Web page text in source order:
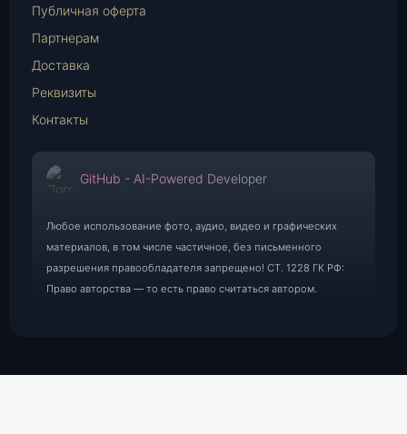
Публичная оферта
Партнерам
Доставка
Реквизиты
Контакты
GitHub - AI-Powered Developer
Любое использование фото, аудио, видео и графических
материалов, в том числе частичное, без письменного
разрешения правообладателя запрещено! СТ. 1228 ГК РФ:
Право авторства — то есть право считаться автором.